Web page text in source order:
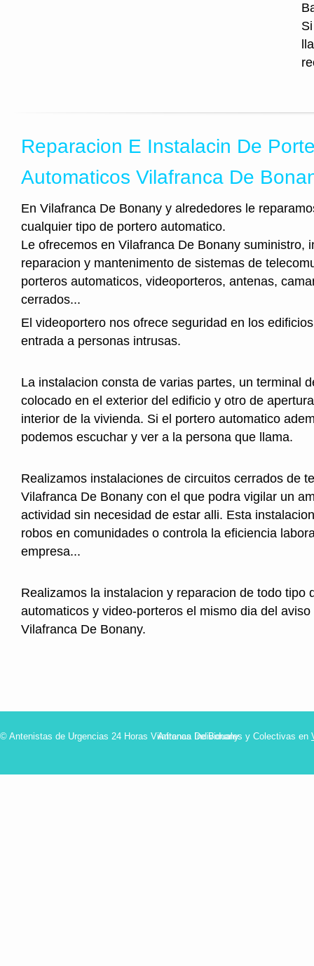
Reparacion E Instalacin De
Automaticos Vilafranca De
En Vilafranca De Bonany y alrededores le
cualquier tipo de portero automatico.
Le ofrecemos en Vilafranca De Bonany suministro,
reparacion y mantenimento de sistemas de
porteros automaticos, videoporteros, antenas,
cerrados...
El videoportero nos ofrece seguridad en los
entrada a personas intrusas.
La instalacion consta de varias partes, un terminal
colocado en el exterior del edificio y otro de
interior de la vivienda. Si el portero automatico
podemos escuchar y ver a la persona que llama.
Realizamos instalaciones de circuitos cerrados de
Vilafranca De Bonany con el que podra vigilar un
actividad sin necesidad de estar alli. Esta
robos en comunidades o controla la eficiencia
empresa...
Realizamos la instalacion y reparacion de todo tipo
automaticos y video-porteros el mismo dia del aviso
Vilafranca De Bonany.
© Antenistas de Urgencias 24 Horas Vilafranca De Bonany
Antenas Individuales y Colectivas en